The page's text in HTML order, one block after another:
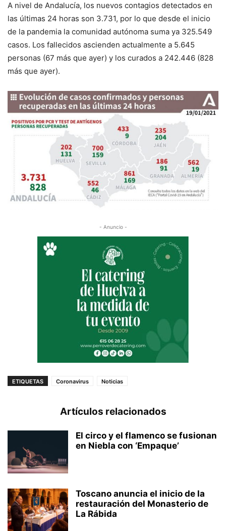
A nivel de Andalucía, los nuevos contagios detectados en
las últimas 24 horas son 3.731, por lo que desde el inicio
de la pandemia la comunidad autónoma suma ya 325.549
casos. Los fallecidos ascienden actualmente a 5.645
personas (67 más que ayer) y los curados a 242.446 (828
más que ayer).
- Anuncio -
ETIQUETAS Coronavirus Noticias
Artículos relacionados
El circo y el flamenco se fusionan
en Niebla con ‘Empaque’
Toscano anuncia el inicio de la
restauración del Monasterio de
La Rábida